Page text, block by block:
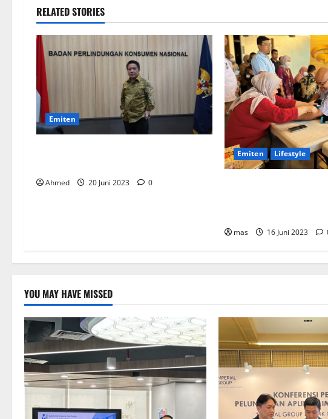
RELATED STORIES
Emiten
Ahmed 20 Juni 2023 0
Emiten Lifestyle
mas 16 Juni 2023
YOU MAY HAVE MISSED